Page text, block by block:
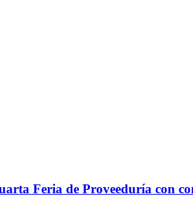
Feria de Proveeduría con